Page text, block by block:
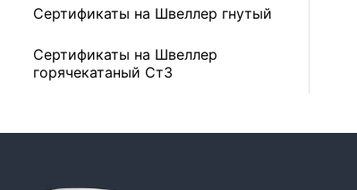
Сертификаты на Швеллер гнутый
Сертификаты на Швеллер
горячекатаный Ст3